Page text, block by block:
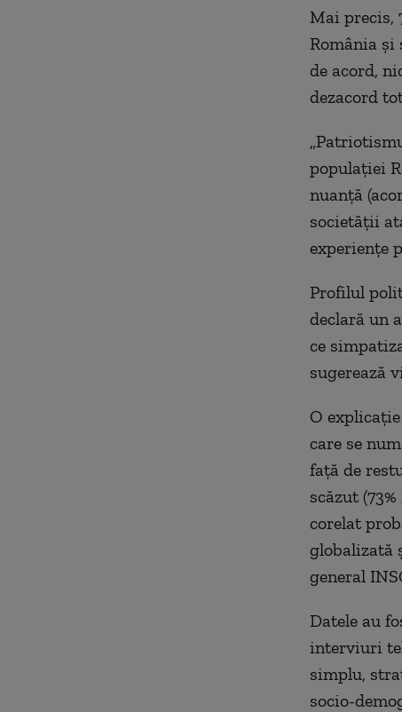
Mai precis,
România și
de acord,
dezacord
populației
nuanță
societății
experiențe
Profilul
declară un
ce
sugerează
O
care se
față de
scăzut
corelat
globalizată
general
Datele au
interviuri
simplu,
socio-